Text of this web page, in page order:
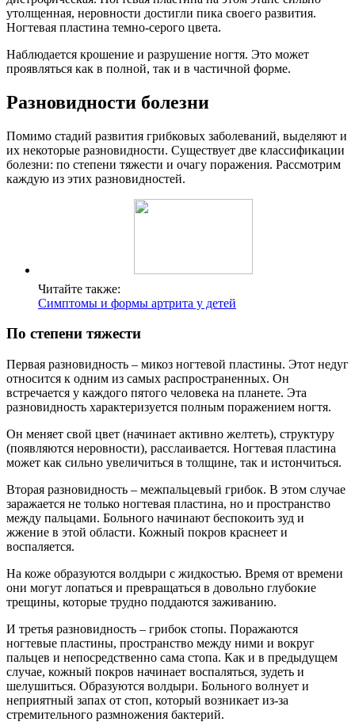
утолщенная, неровности достигли пика своего развития.
Ногтевая пластина темно-серого цвета.
Наблюдается крошение и разрушение ногтя. Это может
проявляться как в полной, так и в частичной форме.
Разновидности болезни
Помимо стадий развития грибковых заболеваний, выделяют и
их некоторые разновидности. Существует две классификации
болезни: по степени тяжести и очагу поражения. Рассмотрим
каждую из этих разновидностей.
Читайте также:
Симптомы и формы артрита у детей
По степени тяжести
Первая разновидность – микоз ногтевой пластины. Этот недуг
относится к одним из самых распространенных. Он
встречается у каждого пятого человека на планете. Эта
разновидность характеризуется полным поражением ногтя.
Он меняет свой цвет (начинает активно желтеть), структуру
(появляются неровности), расслаивается. Ногтевая пластина
может как сильно увеличиться в толщине, так и истончиться.
Вторая разновидность – межпальцевый грибок. В этом случае
заражается не только ногтевая пластина, но и пространство
между пальцами. Больного начинают беспокоить зуд и
жжение в этой области. Кожный покров краснеет и
воспаляется.
На коже образуются волдыри с жидкостью. Время от времени
они могут лопаться и превращаться в довольно глубокие
трещины, которые трудно поддаются заживанию.
И третья разновидность – грибок стопы. Поражаются
ногтевые пластины, пространство между ними и вокруг
пальцев и непосредственно сама стопа. Как и в предыдущем
случае, кожный покров начинает воспаляться, зудеть и
шелушиться. Образуются волдыри. Больного волнует и
неприятный запах от стоп, который возникает из-за
стремительного размножения бактерий.